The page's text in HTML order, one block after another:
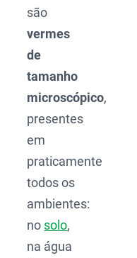
são
vermes
de
tamanho
microscópico,
presentes
em
praticamente
todos os
ambientes:
no solo,
na água